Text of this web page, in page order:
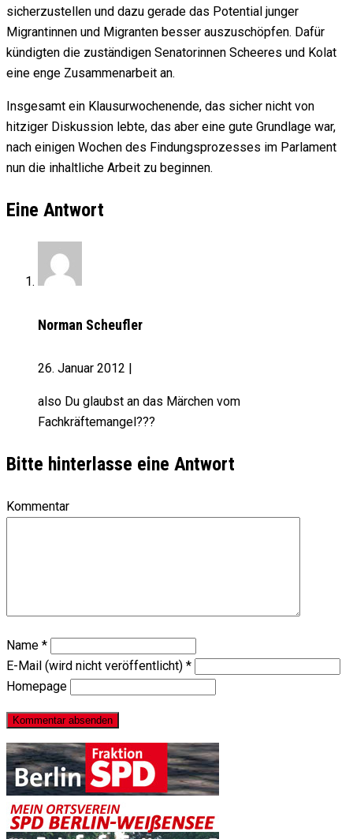
sicherzustellen und dazu gerade das Potential junger
Migrantinnen und Migranten besser auszuschöpfen. Dafür
kündigten die zuständigen Senatorinnen Scheeres und Kolat
eine enge Zusammenarbeit an.
Insgesamt ein Klausurwochenende, das sicher nicht von
hitziger Diskussion lebte, das aber eine gute Grundlage war,
nach einigen Wochen des Findungsprozesses im Parlament
nun die inhaltliche Arbeit zu beginnen.
Eine Antwort
Norman Scheufler
26. Januar 2012
also Du glaubst an das Märchen vom
Fachkräftemangel???
Bitte hinterlasse eine Antwort
Kommentar
Name *
E-Mail (wird nicht veröffentlicht) *
Homepage